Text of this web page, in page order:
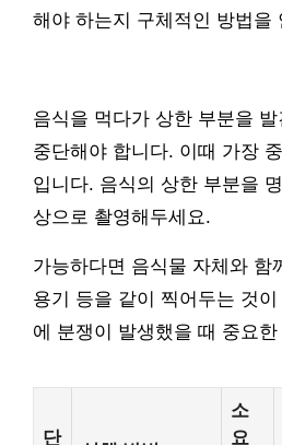
해야 하는지 구체적인 방법을
음식을 먹다가 상한 부분을
중단해야 합니다. 이때 가장
입니다. 음식의 상한 부분을
상으로 촬영해두세요.
가능하다면 음식물 자체와 함
용기 등을 같이 찍어두는 것
에 분쟁이 발생했을 때 중요
단
소
요